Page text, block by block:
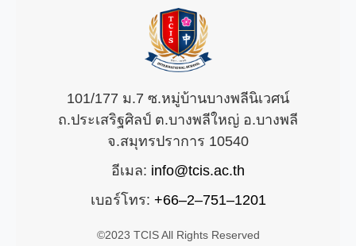
101/177 ม.7 ซ.หมู่บ้านบางพลีนิเวศน์
ถ.ประเสริฐศิลป์ ต.บางพลีใหญ่ อ.บางพลี
จ.สมุทรปราการ 10540
อีเมล: info@tcis.ac.th
เบอร์โทร: +66–2–751–1201
©2023 TCIS All Rights Reserved